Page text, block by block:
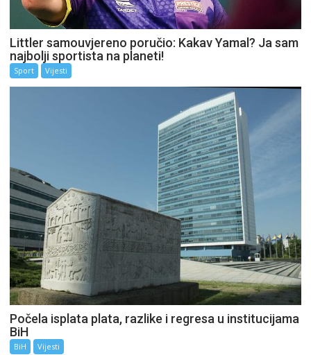
Littler samouvjereno poručio: Kakav Yamal? Ja sam
najbolji sportista na planeti!
Sport Vijesti
Počela isplata plata, razlike i regresa u institucijama
BiH
BiH Vijesti